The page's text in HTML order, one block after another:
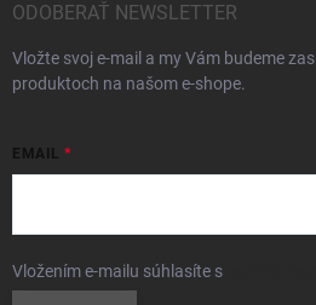
ODOBERAŤ NEWSLETTER
Vložte svoj e-mail a my Vám budeme
produktoch na našom e-shope.
EMAIL
Vložením e-mailu súhlasíte s